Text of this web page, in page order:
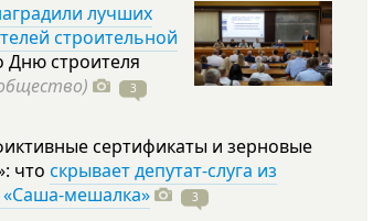
лучших
строительной
Дню строителя
3
сертификаты и зерновые
что скрывает депутат-слуга из
мешалка»
3